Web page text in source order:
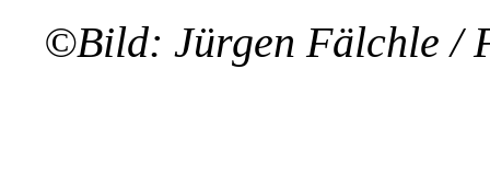
©Bild: Jürgen Fälchle /